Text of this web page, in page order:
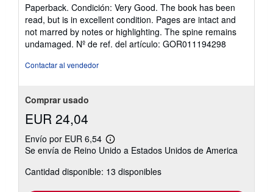
vendedor:
5
de
5
Paperback. Condición: Very Good. The book has been
read, but is in excellent condition. Pages are intact and
not marred by notes or highlighting. The spine remains
undamaged. Nº de ref. del artículo: GOR011194298
Contactar al vendedor
Comprar usado
EUR 24,04
Envío por EUR 6,54
Más
información
las
tarifas
Se envía de Reino Unido a Estados Unidos de America
Cantidad disponible: 13 disponibles